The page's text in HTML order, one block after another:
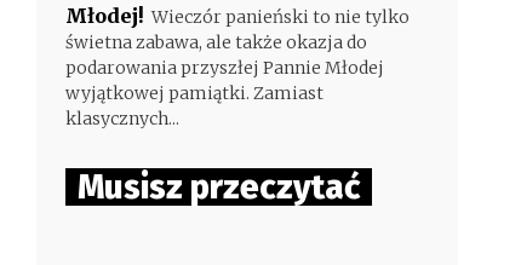
Młodej! Wieczór panieński to nie tylko
świetna zabawa, ale także okazja do
podarowania przyszłej Pannie Młodej
wyjątkowej pamiątki. Zamiast
klasycznych...
Musisz przeczytać